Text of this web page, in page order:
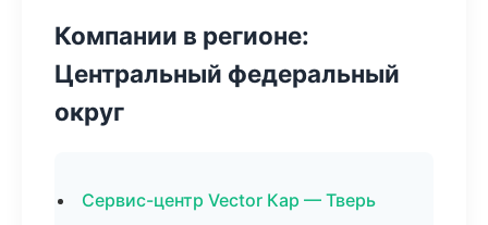
Компании в регионе:
Центральный федеральный
округ
Сервис-центр Vector Кар — Тверь